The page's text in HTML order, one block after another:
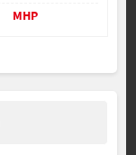
MHP